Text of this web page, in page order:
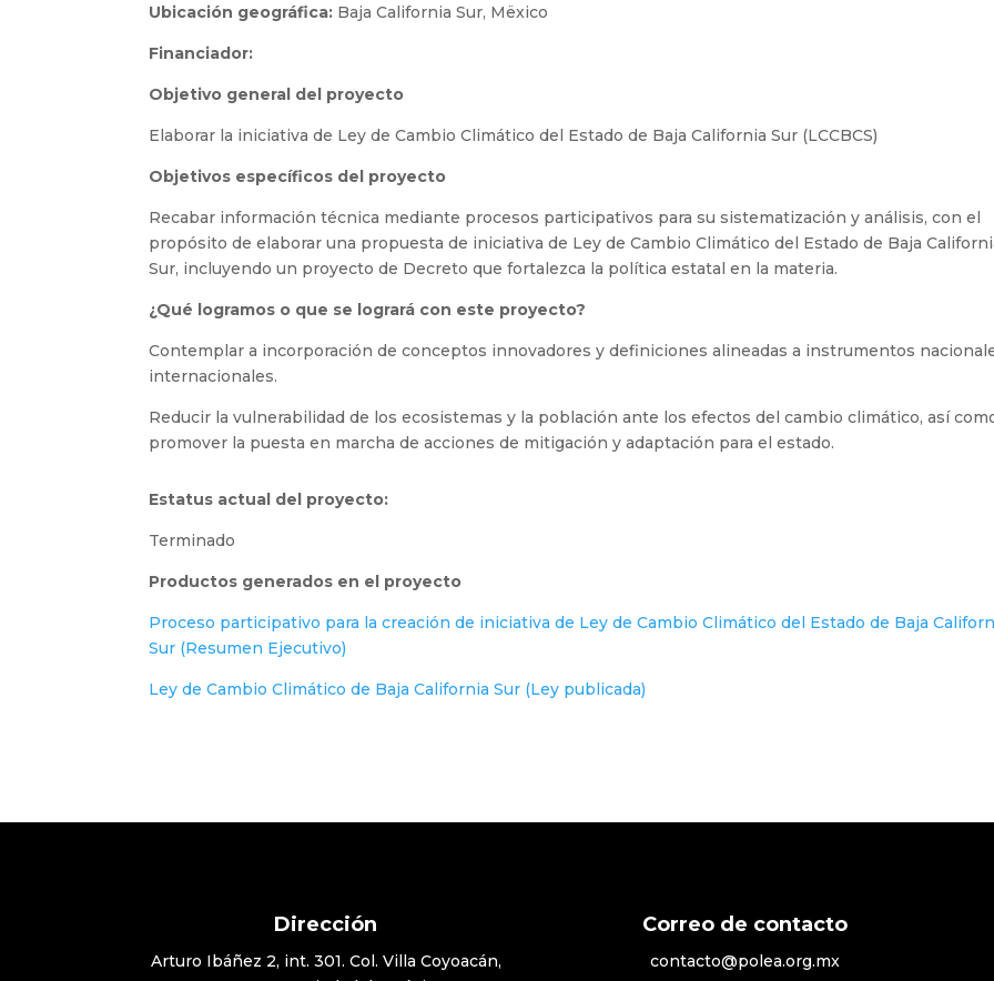
Ubicación geográfica: Baja California Sur, Mëxico
Financiador:
Objetivo general del proyecto
Elaborar la iniciativa de Ley de Cambio Climático del Estado de Baja California Sur (LCCBCS)
Objetivos específicos del proyecto
Recabar información técnica mediante procesos participativos para su sistematización y análisis, con el
propósito de elaborar una propuesta de iniciativa de Ley de Cambio Climático del Estado de Baja
Sur, incluyendo un proyecto de Decreto que fortalezca la política estatal en la materia.
¿Qué logramos o que se logrará con este proyecto?
Contemplar a incorporación de conceptos innovadores y definiciones alineadas a instrumentos
internacionales.
Reducir la vulnerabilidad de los ecosistemas y la población ante los efectos del cambio climático, así
promover la puesta en marcha de acciones de mitigación y adaptación para el estado.
Estatus actual del proyecto:
Terminado
Productos generados en el proyecto
Proceso participativo para la creación de iniciativa de Ley de Cambio Climático del Estado de Baja
Sur (Resumen Ejecutivo)
Ley de Cambio Climático de Baja California Sur (Ley publicada)
Dirección
Arturo Ibáñez 2, int. 301. Col. Villa Coyoacán,
Correo de contacto
contacto@polea.org.mx